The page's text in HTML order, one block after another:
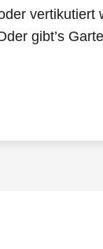
vertikutiert
gibt’s